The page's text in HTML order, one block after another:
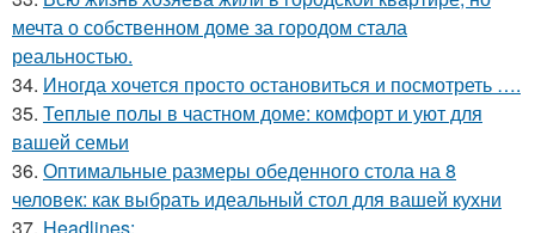
мечта о собственном доме за городом стала
реальностью.
34. Иногда хочется просто остановиться и посмотреть ….
35. Теплые полы в частном доме: комфорт и уют для
вашей семьи
36. Оптимальные размеры обеденного стола на 8
человек: как выбрать идеальный стол для вашей кухни